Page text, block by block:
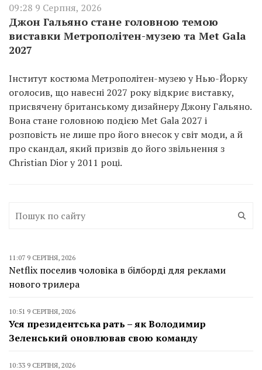
09:28 9 Серпня, 2026
Джон Гальяно стане головною темою
виставки Метрополітен-музею та Met Gala
2027
Інститут костюма Метрополітен-музею у Нью-Йорку
оголосив, що навесні 2027 року відкриє виставку,
присвячену британському дизайнеру Джону Гальяно.
Вона стане головною подією Met Gala 2027 і
розповість не лише про його внесок у світ моди, а й
про скандал, який призвів до його звільнення з
Christian Dior у 2011 році.
11:07 9 СЕРПНЯ, 2026
Netflix поселив чоловіка в білборді для реклами
нового трилера
10:51 9 СЕРПНЯ, 2026
Уся президентська рать – як Володимир
Зеленський оновлював свою команду
10:33 9 СЕРПНЯ, 2026